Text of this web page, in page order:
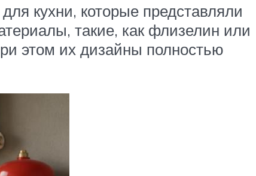
кухни, которые представляли
такие, как флизелин или
этом их дизайны полностью